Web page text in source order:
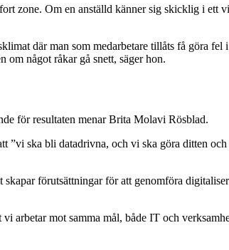
zone. Om en anställd känner sig skicklig i ett
där man som medarbetare tillåts få göra
om något råkar gå snett, säger hon.
för resultaten menar Brita Molavi Rösblad.
”vi ska bli datadrivna, och vi ska göra ditten
förutsättningar för att genomföra
arbetar mot samma mål, både IT och